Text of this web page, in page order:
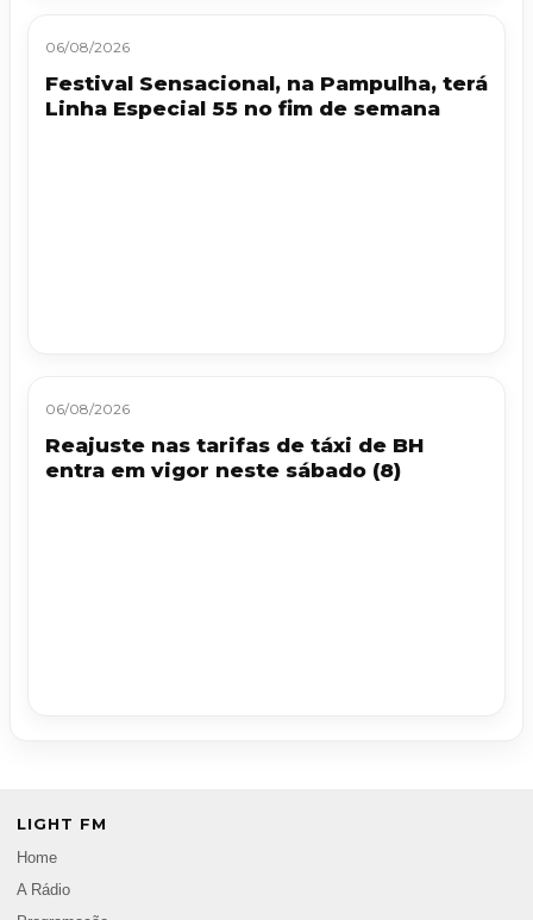
06/08/2026
Festival Sensacional, na Pampulha, terá
Linha Especial 55 no fim de semana
06/08/2026
Reajuste nas tarifas de táxi de BH
entra em vigor neste sábado (8)
LIGHT FM
Home
A Rádio